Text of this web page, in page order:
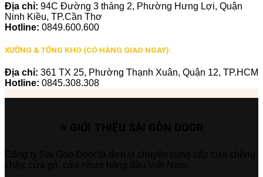
Địa chỉ: 94C Đường 3 tháng 2, Phường Hưng Lợi, Quận
Ninh Kiều, TP.Cần Thơ
Hotline: 0849.600.600
XƯỞNG & TỔNG KHO (CÓ HÀNG GIAO NGAY):
Địa chỉ: 361 TX 25, Phường Thạnh Xuân, Quận 12, TP.HCM
Hotline: 0845.308.308